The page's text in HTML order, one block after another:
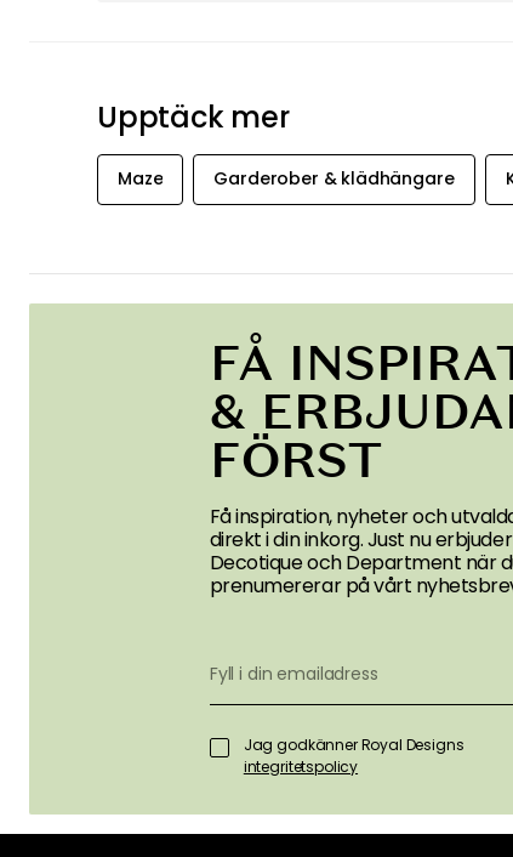
Upptäck mer
Maze Garderober & klädhängare
FÅ
&
FÖRST
Få inspiration, nyheter och
direkt i din inkorg. Just nu
Decotique och Department när
prenumererar på vårt
Jag godkänner Royal Designs
integritetspolicy